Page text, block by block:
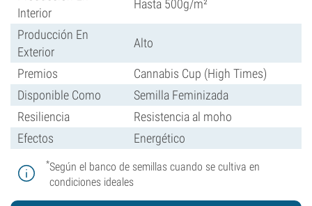
Interior
Hasta 500g/m²
Producción En
Exterior
Alto
Premios
Cannabis Cup (High Times)
Disponible Como
Semilla Feminizada
Resiliencia
Resistencia al moho
Efectos
Energético
*Según el banco de semillas cuando se cultiva en
condiciones ideales